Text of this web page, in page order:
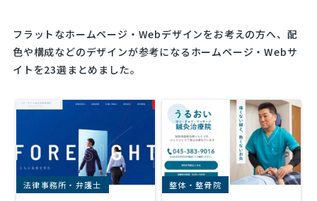
フラットなホームページ・Webデザインをお考えの方へ、配
色や構成などのデザインが参考になるホームページ・Webサ
イトを23選まとめました。
法律事務所・弁護士 整体・整骨院